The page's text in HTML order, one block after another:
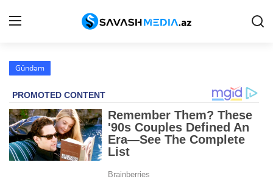
Haqqımızda
Peşə etikası
Reklam
Gündəm